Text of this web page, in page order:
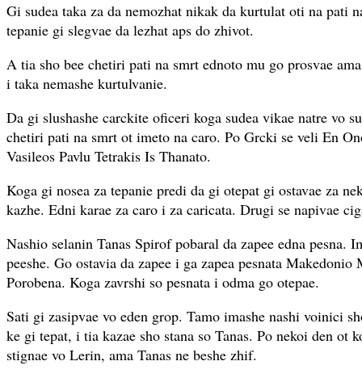
Gi sudea taka za da nemozhat nikak da kurtulat oti na pati
tepanie gi slegvae da lezhat aps do zhivot.
A tia sho bee chetiri pati na smrt ednoto mu go prosvae
i taka nemashe kurtulvanie.
Da gi slushashe carckite oficeri koga sudea vikae natre vo
chetiri pati na smrt ot imeto na caro. Po Grcki se veli En
Vasileos Pavlu Tetrakis Is Thanato.
Koga gi nosea za tepanie predi da gi otepat gi ostavae za
kazhe. Edni karae za caro i za caricata. Drugi se napivae
Nashio selanin Tanas Spirof pobaral da zapee edna pesna.
peeshe. Go ostavia da zapee i ga zapea pesnata
Porobena. Koga zavrshi so pesnata i odma go otepae.
Sati gi zasipvae vo eden grop. Tamo imashe nashi voinici
ke gi tepat, i tia kazae sho stana so Tanas. Po nekoi den ot
stignae vo Lerin, ama Tanas ne beshe zhif.